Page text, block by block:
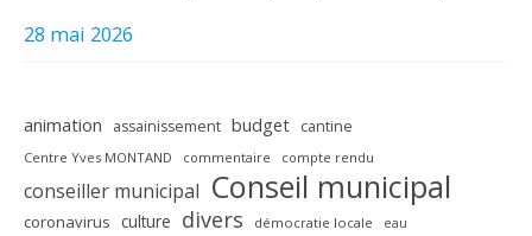
28 mai 2026
animation assainissement budget cantine
Centre Yves MONTAND commentaire compte rendu
conseiller municipal Conseil municipal
coronavirus culture divers démocratie locale eau